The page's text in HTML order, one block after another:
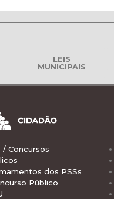
LEIS
MUNICIPAIS
/ Concursos
dos PSSs
Público